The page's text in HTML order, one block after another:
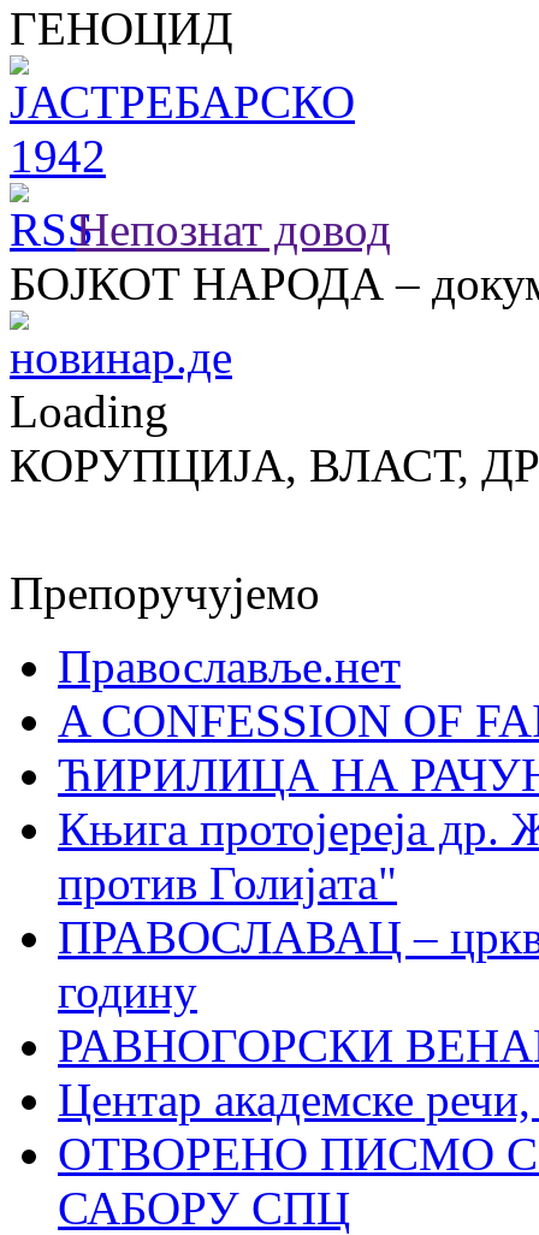
ГЕНОЦИД
Непознат довод
БОЈКОТ НАРОДА –
Loading
КОРУПЦИЈА, ВЛАСТ,
Препоручујемо
Православље.нет
A CONFESSION OF
ЋИРИЛИЦА НА
Књига протојереја др.
против Голијата"
ПРАВОСЛАВАЦ –
годину
РАВНОГОРСКИ
Центар академске
ОТВОРЕНО ПИСМО
САБОРУ СПЦ